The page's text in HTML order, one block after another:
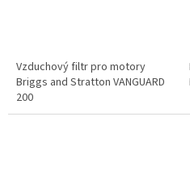
Vzduchový filtr pro motory
Briggs and Stratton VANGUARD
200